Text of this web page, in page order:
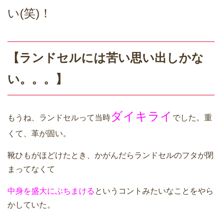
い(笑)！
【ランドセルには苦い思い出しかな
い。。。】
もうね、ランドセルって当時ダイキライ でした。重
くて、革が固い。
靴ひもがほどけたとき、かがんだらランドセルのフタが閉
まってなくて
中身を盛大にぶちまける というコントみたいなことをやら
かしていた。